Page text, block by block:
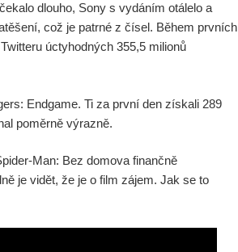
dlouho, Sony s vydáním otálelo a
což je patrné z čísel. Během prvních
úctyhodných 355,5 milionů
Endgame. Ti za první den získali 289
poměrně výrazně.
Man: Bez domova finančně
je vidět, že je o film zájem. Jak se to